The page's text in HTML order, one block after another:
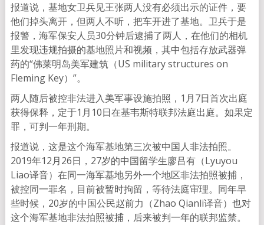
报道说，基地女卫兵见王张两人没有必须出示的证件，要
他们掉头离开，但两人不听，把车开进了基地。卫兵于是
报警，海军保安人员30分钟后逮捕了两人，在他们的相机
里发现违规拍摄的基地照片和视频，其中包括存放武器弹
药的“佛莱明岛美军建筑（US military structures on
Fleming Key）”。
两人随后被控非法进入美军事设施拍照，1月7日首次出庭
获得保释，定于1月10日在基韦斯特联邦法庭出庭。如果定
罪，可判一年刑期。
报道说，这是这个海军基地第三次被中国人非法拍照。
2019年12月26日，27岁的中国留学生廖吕有（Lyuyou
Liao译音）在同一海军基地另外一个地区非法拍照被捕，
被控同一罪名，目前被暂时拘留，等待法庭审理。同年早
些时候，20岁的中国公民赵前力（Zhao Qianli译音）也对
这个海军基地非法拍照被捕，后来被判一年的联邦监禁。